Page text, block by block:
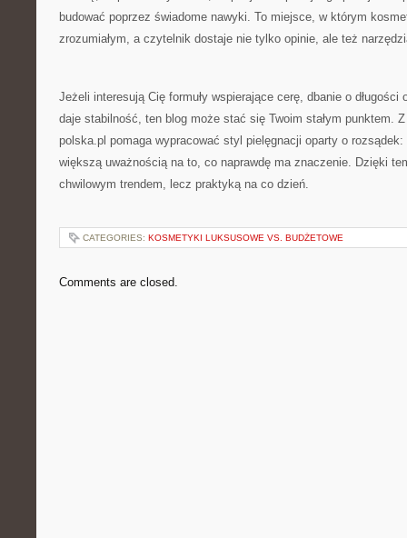
budować poprzez świadome nawyki. To miejsce, w którym
zrozumiałym, a czytelnik dostaje nie tylko opinie, ale też
Jeżeli interesują Cię formuły wspierające cerę, dbanie o
daje stabilność, ten blog może stać się Twoim stałym punktem.
polska.pl pomaga wypracować styl pielęgnacji oparty o
większą uważnością na to, co naprawdę ma znaczenie. Dzięki
chwilowym trendem, lecz praktyką na co dzień.
CATEGORIES: KOSMETYKI LUKSUSOWE VS. BUDŻETOWE
Comments are closed.